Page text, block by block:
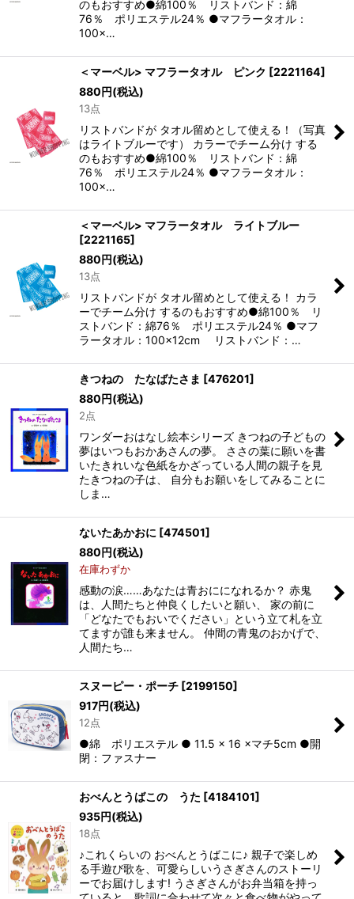
のもおすすめ●綿100％ リストバンド：綿
76％ ポリエステル24％ ●マフラータオル：
100×…
＜マーベル> マフラータオル ピンク [2221164]
880円(税込)
13点
リストバンドが タオル留めとして使える！（写真
はライトブルーです） カラーでチーム分け する
のもおすすめ●綿100％ リストバンド：綿
76％ ポリエステル24％ ●マフラータオル：
100×…
＜マーベル> マフラータオル ライトブルー
[2221165]
880円(税込)
13点
リストバンドが タオル留めとして使える！ カラ
ーでチーム分け するのもおすすめ●綿100％ リ
ストバンド：綿76％ ポリエステル24％ ●マフ
ラータオル：100×12cm リストバンド：…
きつねの たなばたさま [476201]
880円(税込)
2点
ワンダーおはなし絵本シリーズ きつねの子どもの
夢はいつもおかあさんの夢。 ささの葉に願いを書
いたきれいな色紙をかざっている人間の親子を見
たきつねの子は、 自分もお願いをしてみることに
しま…
ないたあかおに [474501]
880円(税込)
在庫わずか
感動の涙……あなたは青おにになれるか？ 赤鬼
は、人間たちと仲良くしたいと願い、 家の前に
「どなたでもおいでください」という立て札を立
てますが誰も来ません。 仲間の青鬼のおかげで、
人間たち…
スヌーピー・ポーチ [2199150]
917円(税込)
12点
●綿 ポリエステル ● 11.5 × 16 ×マチ5cm ●開
閉：ファスナー
おべんとうばこの うた [4184101]
935円(税込)
18点
♪これくらいの おべんとうばこに♪ 親子で楽しめ
る手遊び歌を、可愛らしいうさぎさんのストーリ
ーでお届けします! うさぎさんがお弁当箱を持っ